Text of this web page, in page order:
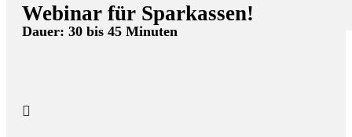
Webinar für Sparkassen!
Dauer: 30 bis 45 Minuten
